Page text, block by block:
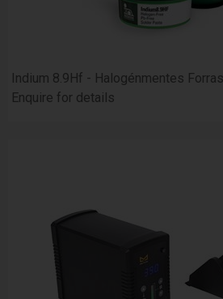
Indium 8.9Hf - Halogénmentes
Enquire for details